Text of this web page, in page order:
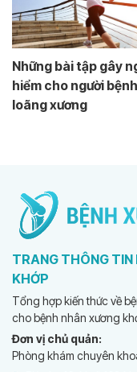
Những bài tập gây
hiểm cho người bệnh
loãng xương
TRANG THÔNG TIN
KHỚP
Tổng hợp kiến thức về
cho bệnh nhân xương
Đơn vị chủ quản:
Phòng khám chuyên